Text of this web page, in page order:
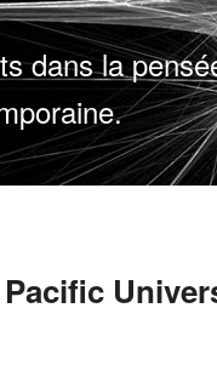
dans la